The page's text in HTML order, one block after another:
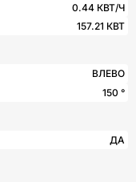
0.44 КВТ/Ч
157.21 КВТ
ВЛЕВО
150 °
ДА